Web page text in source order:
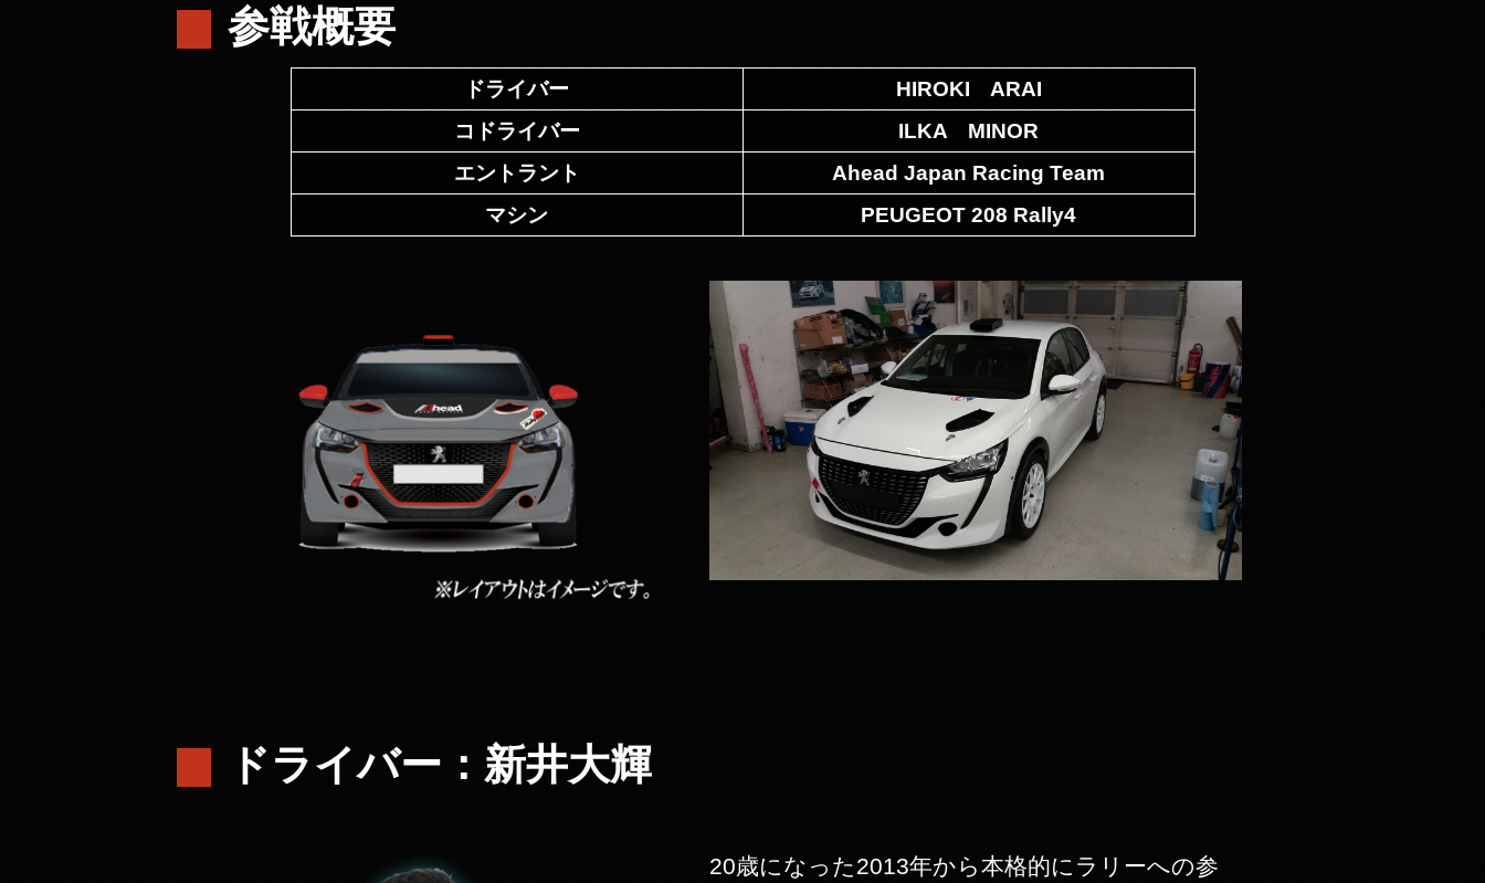
参戦概要
ドライバー
HIROKI ARAI
コドライバー
ILKA MINOR
エントラント
Ahead Japan Racing Team
マシン
PEUGEOT 208 Rally4
ドライバー：新井大輝
20歳になった2013年から本格的にラリーへの参